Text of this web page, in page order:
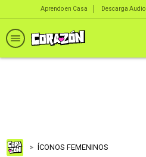
Aprendo en Casa Descarga
ÍCONOS FEMENINOS